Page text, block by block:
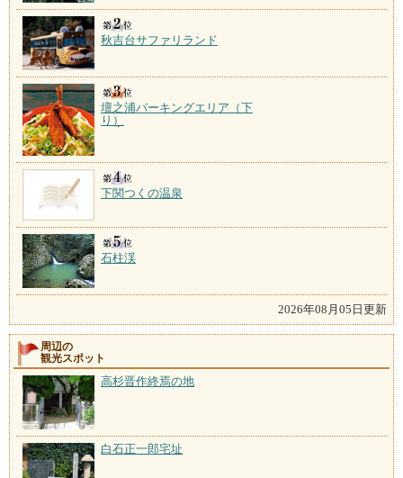
秋吉台サファリランド
壇之浦パーキングエリア（下
り）
下関つくの温泉
石柱渓
2026年08月05日更新
周辺の
観光スポット
高杉晋作終焉の地
白石正一郎宅址